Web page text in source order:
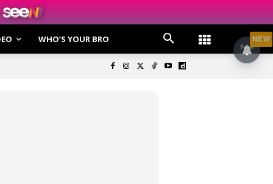
Privasi
WHO’S YOUR BRO NEW